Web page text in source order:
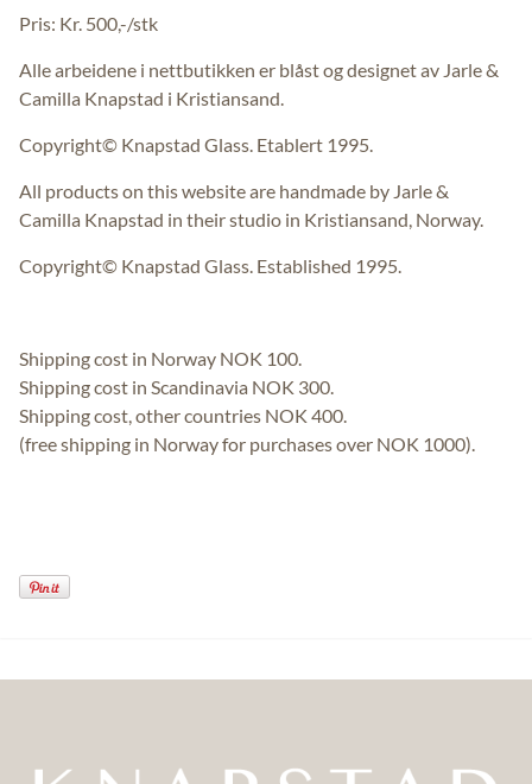
Pris: Kr. 500,-/stk
Alle arbeidene i nettbutikken er blåst og designet av Jarle &
Camilla Knapstad i Kristiansand.
Copyright© Knapstad Glass. Etablert 1995.
All products on this website are handmade by Jarle &
Camilla Knapstad in their studio in Kristiansand, Norway.
Copyright© Knapstad Glass. Established 1995.
Shipping cost in Norway NOK 100.
Shipping cost in Scandinavia NOK 300.
Shipping cost, other countries NOK 400.
(free shipping in Norway for purchases over NOK 1000).